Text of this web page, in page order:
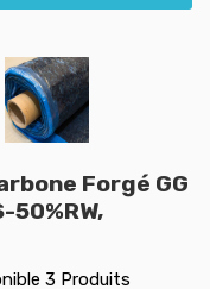
Forgé GG
50%RW,
3 Produits